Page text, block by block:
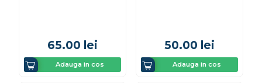
65.00 lei
Adauga in cos
50.00 lei
Adauga in cos